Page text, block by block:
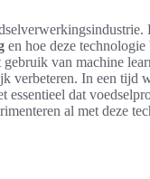
en hoe deze
van machine
verbeteren. In een tijd
essentieel dat
al met deze